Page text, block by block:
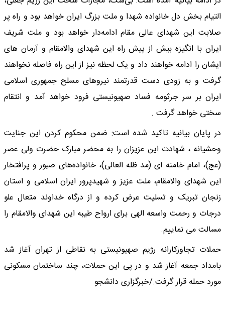
التیام بخش دل خانواده شهدا و ملت بزرگ ایران خواهد بود و راه پر
صلابت این شهدای عالی مقام ادامه‌دار خواهد بود و ملت شریف
ایران با انگیزه بیش از پیش راه این شهدای والامقام و آرمان های
ایشان را ادامه خواهند داد و یک لحظه نیز از این راه فاصله نخواهند
گرفت و به زودی دست قدرتمند نیروهای مسلح جمهوری اسلامی
ایران بر سر جرثومه فساد صهیونیستی فرود خواهد آمد و انتقام
سختی خواهد گرفت .
در پایان بیانیه تاکید شده است: ضمن محکوم کردن این جنایت
وحشیانه ، شهادت این عزیزان را به محضر مبارک حضرت ولی عصر
(عج)، امام خامنه ای (مد ظله‌ العالی)، خانواده‌های صبور و پرافتخار
این شهدای والامقام، ملت عزیز و شهیدپرور ایران اسلامی و استان
زنجان تبریک و تسلیت عرض کرده و از درگاه خداوند متعال علو
درجات و رحمت واسعه الهی برای ارواح طیبه‌ این شهدای والامقام را
مسالت می نماییم.
حملات تجاوزکارانه رژیم صهیونیستی به نقاطی از تهران آغاز شد
بامداد جمعه آغاز شد و در پی این حملات، چند ساختمان مسکونی
مورد حمله قرار گرفت./خبرگزاری دانشجو